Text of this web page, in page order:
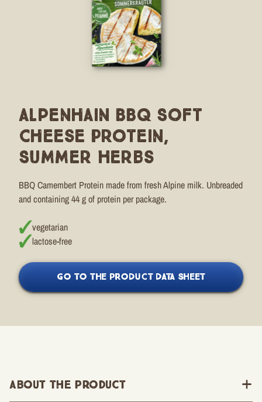
Alpenhain BBQ Soft
Cheese Protein,
Summer Herbs
BBQ Camembert Protein made from fresh Alpine milk. Unbreaded
and containing 44 g of protein per package.
vegetarian
lactose-free
GO TO THE PRODUCT DATA SHEET
About the Product